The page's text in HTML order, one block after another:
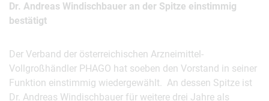
Dr. Andreas Windischbauer an der Spitze einstimmig
bestätigt
Der Verband der österreichischen Arzneimittel-
Vollgroßhändler PHAGO hat soeben den Vorstand in seiner
Funktion einstimmig wiedergewählt. An dessen Spitze ist
Dr. Andreas Windischbauer für weitere drei Jahre als